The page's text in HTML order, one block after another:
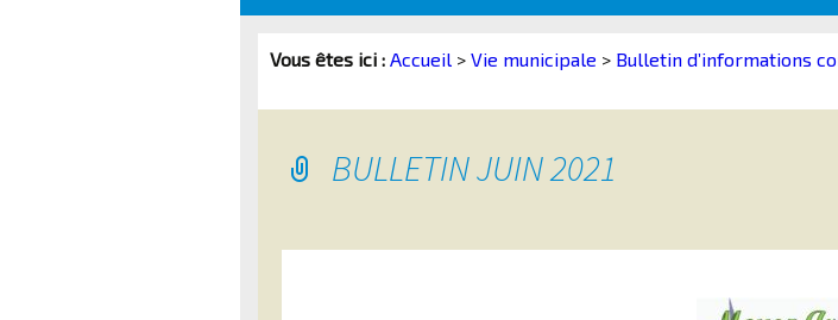
contenu
Vous êtes ici : Accueil> Vie municipale > Bulletin d’informations
BULLETIN JUIN 2021